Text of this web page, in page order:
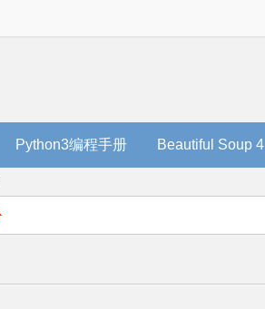
Python3编程手册 Beautiful Soup 4